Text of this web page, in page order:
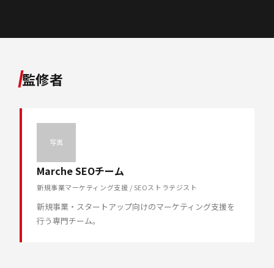
監修者
写真
Marche SEOチーム
新規事業マーケティング支援 / SEOストラテジスト
新規事業・スタートアップ向けのマーケティング支援を
行う専門チーム。